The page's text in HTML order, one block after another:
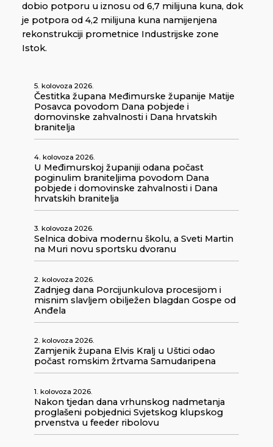
dobio potporu u iznosu od 6,7 milijuna kuna, dok
je potpora od 4,2 milijuna kuna namijenjena
rekonstrukciji prometnice Industrijske zone
Istok.
5. kolovoza 2026.
Čestitka župana Međimurske županije Matije
Posavca povodom Dana pobjede i
domovinske zahvalnosti i Dana hrvatskih
branitelja
4. kolovoza 2026.
U Međimurskoj županiji odana počast
poginulim braniteljima povodom Dana
pobjede i domovinske zahvalnosti i Dana
hrvatskih branitelja
3. kolovoza 2026.
Selnica dobiva modernu školu, a Sveti Martin
na Muri novu sportsku dvoranu
2. kolovoza 2026.
Zadnjeg dana Porcijunkulova procesijom i
misnim slavljem obilježen blagdan Gospe od
Anđela
2. kolovoza 2026.
Zamjenik župana Elvis Kralj u Uštici odao
počast romskim žrtvama Samudaripena
1. kolovoza 2026.
Nakon tjedan dana vrhunskog nadmetanja
proglašeni pobjednici Svjetskog klupskog
prvenstva u feeder ribolovu